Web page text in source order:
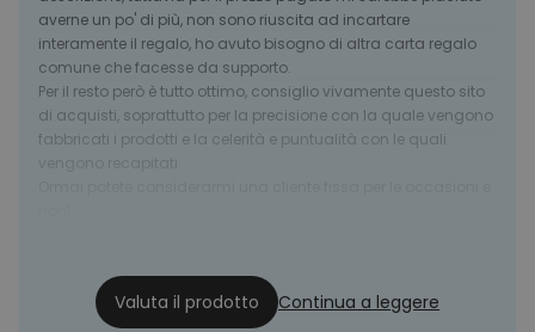
averne un po' di più, non sono riuscita ad incartare
interamente il regalo, ho avuto bisogno di altra carta regalo
comune che facesse da supporto.
Per il resto però è tutto ottimo, consiglio vivamente questo sito
di acquisti, soprattutto per la precisione con la quale vengono
fabbricati i prodotti e la celerità e puntualità con le quali
Valuta il prodotto Continua a leggere